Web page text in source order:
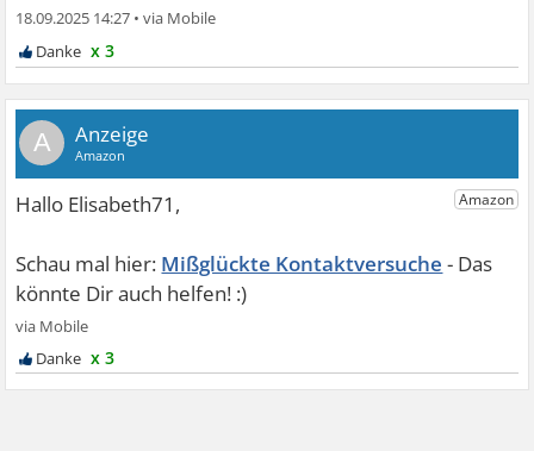
18.09.2025 14:27 •
x 3
A
Mißglückte Kontaktversuche
x 3